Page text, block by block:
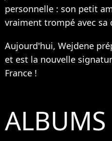
personnelle : son petit
vraiment trompé avec sa
Aujourd'hui, Wejdene
et est la nouvelle
France !
ALBUMS